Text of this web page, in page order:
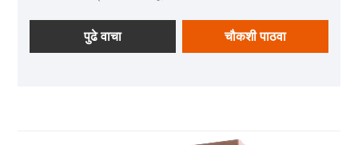
आरामदायी माघार देते जे घराच्या आतील भागात सुसंवादीपणे बसते-
कामानंतरच्या विश्रांतीसाठी, कौटुंबिक बंधासाठी किंवा जवळच्या
पुढे वाचा चौकशी पाठवा